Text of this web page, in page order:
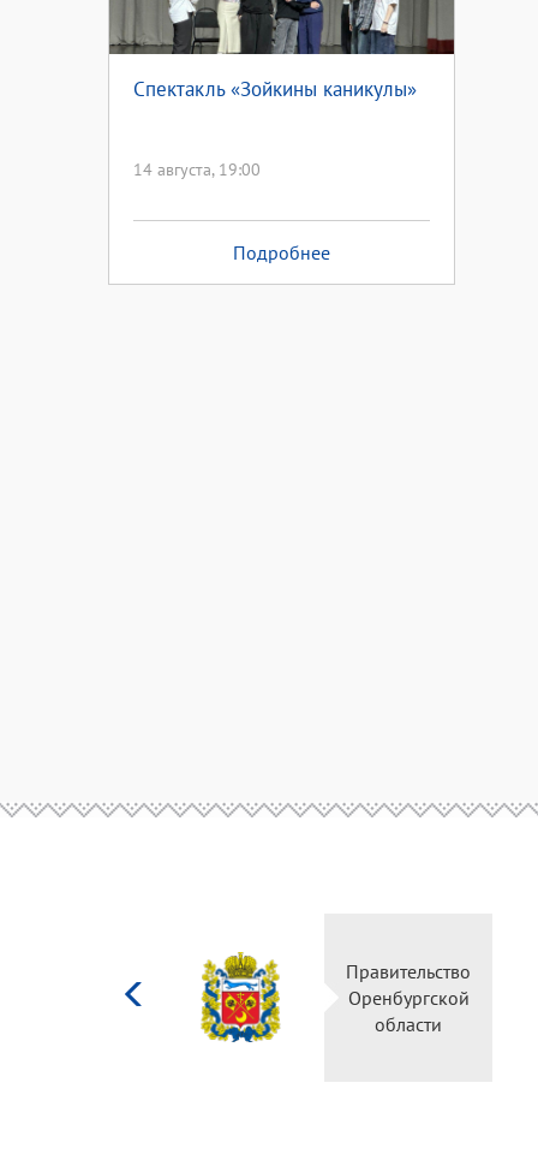
Cпектакль «Зойкины каникулы»
14 августа, 19:00
Подробнее
Правительство
Оренбургской
области